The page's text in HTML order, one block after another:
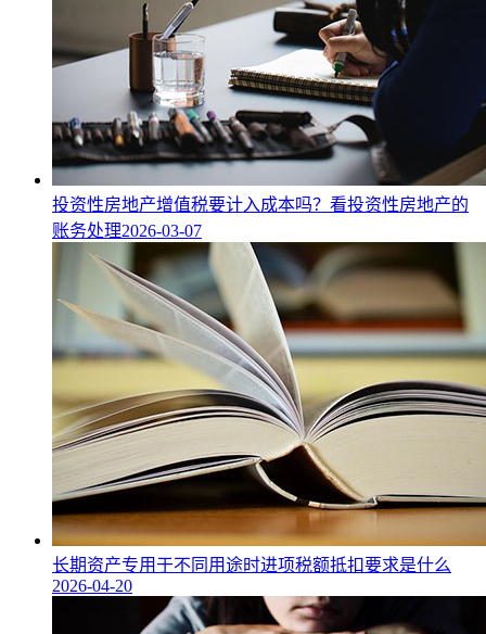
投资性房地产增值税要计入成本吗？看投资性房地产的
账务处理2026-03-07
长期资产专用于不同用途时进项税额抵扣要求是什么
2026-04-20